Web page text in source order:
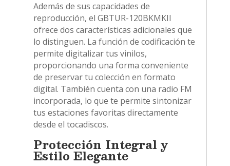
Además de sus capacidades de
reproducción, el GBTUR-120BKMKII
ofrece dos características adicionales que
lo distinguen. La función de codificación te
permite digitalizar tus vinilos,
proporcionando una forma conveniente
de preservar tu colección en formato
digital. También cuenta con una radio FM
incorporada, lo que te permite sintonizar
tus estaciones favoritas directamente
desde el tocadiscos.
Protección Integral y
Estilo Elegante